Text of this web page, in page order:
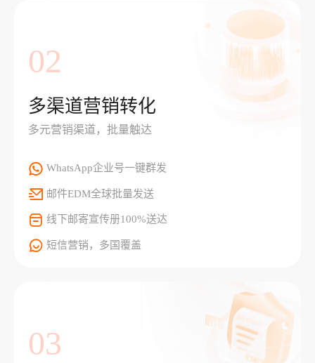
02
多渠道营销转化
多元营销渠道，批量触达
WhatsApp企业号一键群发
邮件EDM全球批量发送
线下邮寄宣传册100%送达
短信营销，多国覆盖
03